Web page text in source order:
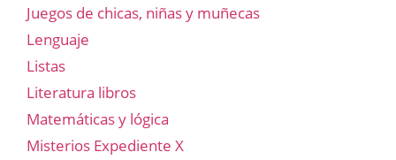
Juegos de chicas, niñas y muñecas
Lenguaje
Listas
Literatura libros
Matemáticas y lógica
Misterios Expediente X